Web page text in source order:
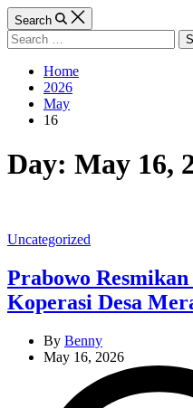
Search
Search
for:
Home
2026
May
16
Day: May 16,
Categories
Uncategorized
Prabowo
Koperasi Desa
By Benny
May 16, 2026